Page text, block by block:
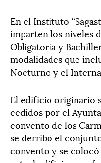
En el Instituto
imparten los niveles
Obligatoria y
modalidades que
Nocturno y el
El edificio originario
cedidos por el
convento de los
se derribó el
convento y se